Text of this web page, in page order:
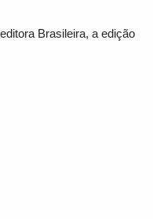
Brasileira, a edição